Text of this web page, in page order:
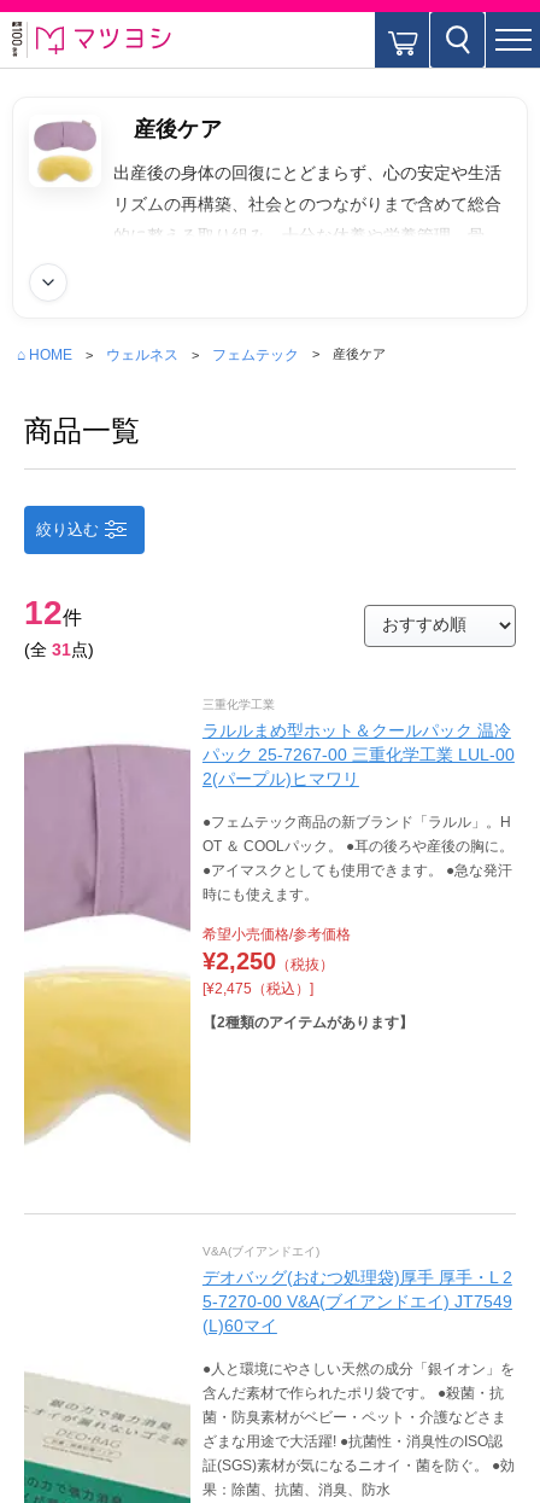
産後ケア
出産後の身体の回復にとどまらず、心の安定や生活
リズムの再構築、社会とのつながりまで含めて総合
的に整える取り組み。十分な休養や栄養管理、骨盤
向上と持続可能な育児生活を支える包括的なケア。
続きを読む
⌂ HOME ウェルネス フェムテック 産後ケア
商品一覧
絞り込む
12件
(全 31点)
三重化学工業
ラルルまめ型ホット＆クールパック 温冷
パック 25-7267-00 三重化学工業 LUL-00
2(パープル)ヒマワリ
●フェムテック商品の新ブランド「ラルル」。H
OT ＆ COOLパック。 ●耳の後ろや産後の胸に。
●アイマスクとしても使用できます。 ●急な発汗
時にも使えます。
希望小売価格/参考価格
¥2,250（税抜）
[¥2,475（税込）]
【2種類のアイテムがあります】
V&A(ブイアンドエイ)
デオバッグ(おむつ処理袋)厚手 厚手・L 2
5-7270-00 V&A(ブイアンドエイ) JT7549
(L)60マイ
●人と環境にやさしい天然の成分「銀イオン」を
含んだ素材で作られたポリ袋です。 ●殺菌・抗
菌・防臭素材がベビー・ペット・介護などさま
ざまな用途で大活躍! ●抗菌性・消臭性のISO認
証(SGS)素材が気になるニオイ・菌を防ぐ。 ●効
果：除菌、抗菌、消臭、防水